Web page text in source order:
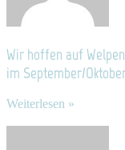
Wir hoffen auf
im September/
Weiterlesen »